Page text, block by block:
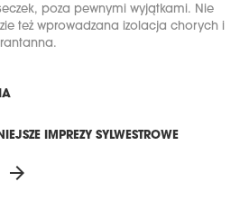
poza pewnymi wyjątkami. Nie
też wprowadzana izolacja chorych i
IMPREZY SYLWESTROWE
arrow_forward